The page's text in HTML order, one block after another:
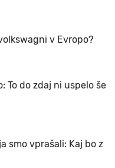
v Evropo?
To do zdaj ni uspelo še
smo vprašali: Kaj bo z